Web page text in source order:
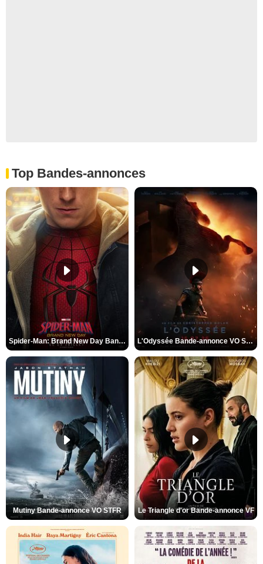
Top Bandes-annonces
Spider-Man: Brand New Day Bande-annonce VO STFR L'Odyssée Bande-annonce VO STFR
Mutiny Bande-annonce VO STFR Le Triangle d'or Bande-annonce VF